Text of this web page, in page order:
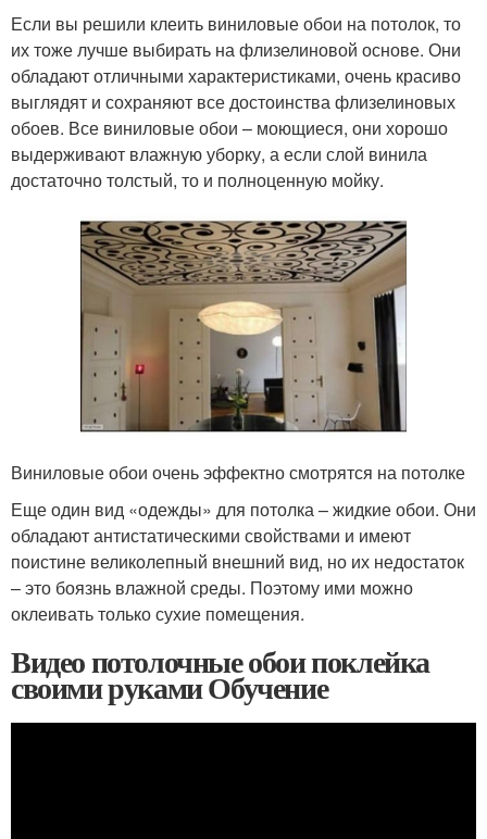
Если вы решили клеить виниловые обои на потолок, то
их тоже лучше выбирать на флизелиновой основе. Они
обладают отличными характеристиками, очень красиво
выглядят и сохраняют все достоинства флизелиновых
обоев. Все виниловые обои – моющиеся, они хорошо
выдерживают влажную уборку, а если слой винила
достаточно толстый, то и полноценную мойку.
Виниловые обои очень эффектно смотрятся на потолке
Еще один вид «одежды» для потолка – жидкие обои. Они
обладают антистатическими свойствами и имеют
поистине великолепный внешний вид, но их недостаток
– это боязнь влажной среды. Поэтому ими можно
оклеивать только сухие помещения.
Видео потолочные обои поклейка
своими руками Обучение